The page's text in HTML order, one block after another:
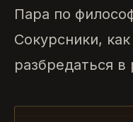
Пара по
Сокурсники,
разбредаться